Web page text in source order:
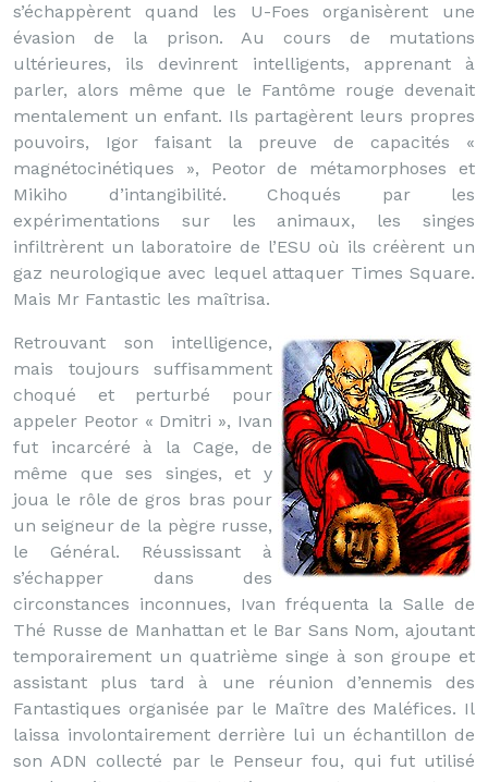
s’échappèrent quand les U-Foes organisèrent une
évasion de la prison. Au cours de mutations
ultérieures, ils devinrent intelligents, apprenant à
parler, alors même que le Fantôme rouge devenait
mentalement un enfant. Ils partagèrent leurs propres
pouvoirs, Igor faisant la preuve de capacités «
magnétocinétiques », Peotor de métamorphoses et
Mikiho d’intangibilité. Choqués par les
expérimentations sur les animaux, les singes
infiltrèrent un laboratoire de l’ESU où ils créèrent un
gaz neurologique avec lequel attaquer Times Square.
Mais Mr Fantastic les maîtrisa.
Retrouvant son intelligence,
mais toujours suffisamment
choqué et perturbé pour
appeler Peotor « Dmitri », Ivan
fut incarcéré à la Cage, de
même que ses singes, et y
joua le rôle de gros bras pour
un seigneur de la pègre russe,
le Général. Réussissant à
s’échapper dans des
circonstances inconnues, Ivan fréquenta la Salle de
Thé Russe de Manhattan et le Bar Sans Nom, ajoutant
temporairement un quatrième singe à son groupe et
assistant plus tard à une réunion d’ennemis des
Fantastiques organisée par le Maître des Maléfices. Il
laissa involontairement derrière lui un échantillon de
son ADN collecté par le Penseur fou, qui fut utilisé